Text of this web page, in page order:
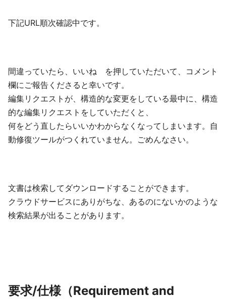
下記URL順次確認中です。
間違っていたら、いいね を押していただいて、コメント
欄にご報告くださると幸いです。
編集リクエストが、構造的な変更をしている最中に、構造
的な編集リクエストをしていただくと、
何をどう直したらいいかわからなくなってしまいます。自
動修復ツールがつくれていません。ごめんなさい。
文書は検索してダウンロードすることができます。
クラウドサービスにありがちな、あるのにないかのような
検索結果が出ることがあります。
要求/仕様（Requirement and